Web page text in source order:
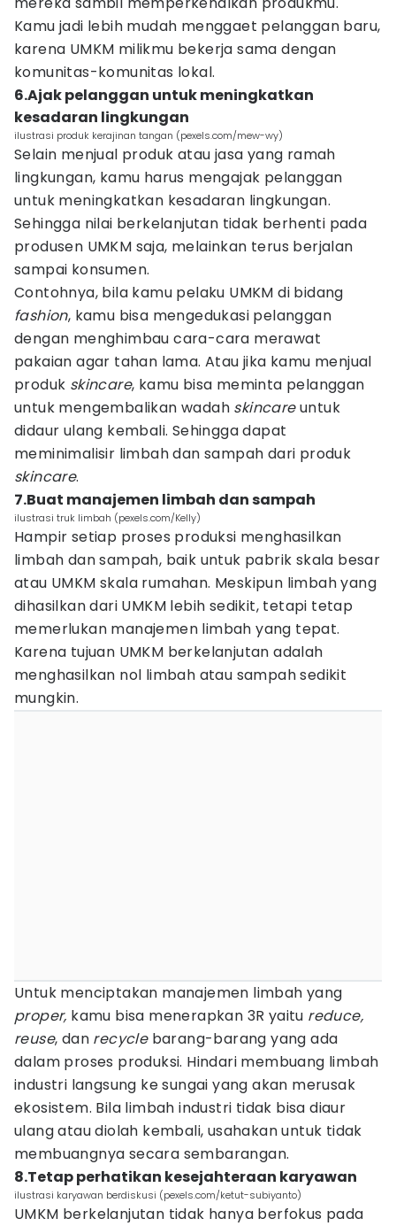
Kamu jadi lebih mudah menggaet pelanggan baru,
karena UMKM milikmu bekerja sama dengan
komunitas-komunitas lokal.
6.Ajak pelanggan untuk meningkatkan
kesadaran lingkungan
ilustrasi produk kerajinan tangan (pexels.com/mew-wy)
Selain menjual produk atau jasa yang ramah
lingkungan, kamu harus mengajak pelanggan
untuk meningkatkan kesadaran lingkungan.
Sehingga nilai berkelanjutan tidak berhenti pada
produsen UMKM saja, melainkan terus berjalan
sampai konsumen.
Contohnya, bila kamu pelaku UMKM di bidang
fashion, kamu bisa mengedukasi pelanggan
dengan menghimbau cara-cara merawat
pakaian agar tahan lama. Atau jika kamu menjual
produk skincare, kamu bisa meminta pelanggan
untuk mengembalikan wadah skincareuntuk
didaur ulang kembali. Sehingga dapat
meminimalisir limbah dan sampah dari produk
skincare.
7.Buat manajemen limbah dan sampah
ilustrasi truk limbah (pexels.com/Kelly)
Hampir setiap proses produksi menghasilkan
limbah dan sampah, baik untuk pabrik skala besar
atau UMKM skala rumahan. Meskipun limbah yang
dihasilkan dari UMKM lebih sedikit, tetapi tetap
memerlukan manajemen limbah yang tepat.
Karena tujuan UMKM berkelanjutan adalah
menghasilkan nol limbah atau sampah sedikit
mungkin.
Untuk menciptakan manajemen limbah yang
proper, kamu bisa menerapkan 3R yaitu reduce,
reuse, dan recyclebarang-barang yang ada
dalam proses produksi. Hindari membuang limbah
industri langsung ke sungai yang akan merusak
ekosistem. Bila limbah industri tidak bisa diaur
ulang atau diolah kembali, usahakan untuk tidak
membuangnya secara sembarangan.
8.Tetap perhatikan kesejahteraan karyawan
ilustrasi karyawan berdiskusi (pexels.com/ketut-subiyanto)
UMKM berkelanjutan tidak hanya berfokus pada